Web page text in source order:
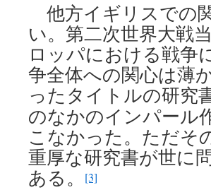
他方イギリスでの
い。第二次世界大戦
ロッパにおける戦争
争全体への関心は薄
ったタイトルの研究
のなかのインパール
こなかった。ただそ
重厚な研究書が世に
ある。
[3]